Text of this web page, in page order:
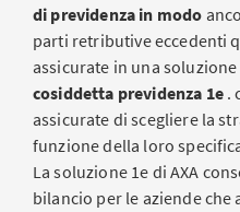
di previdenza in modo
parti retributive eccedenti
assicurate in una
cosiddetta previdenza 1e.
assicurate di scegliere la
funzione della loro
La soluzione 1e di AXA
bilancio per le aziende